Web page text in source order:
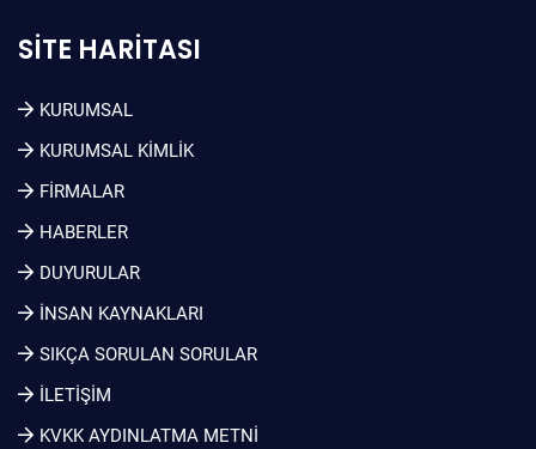
SITE HARITASI
KURUMSAL
KURUMSAL KIMLIK
FİRMALAR
HABERLER
DUYURULAR
İNSAN KAYNAKLARI
SIKÇA SORULAN SORULAR
İLETİŞİM
KVKK AYDINLATMA METNI